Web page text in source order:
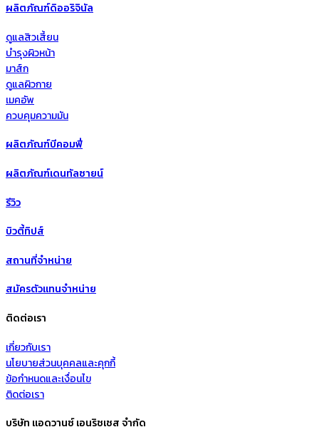
ผลิตภัณฑ์ดิออริจินัล
ดูแลสิวเสี้ยน
บำรุงผิวหน้า
มาส์ก
ดูแลผิวกาย
เมคอัพ
ควบคุมความมัน
ผลิตภัณฑ์บีคอมฟี่
ผลิตภัณฑ์เดนทัลซายน์
รีวิว
บิวตี้ทิปส์
สถานที่จำหน่าย
สมัครตัวแทนจำหน่าย
ติดต่อเรา
เกี่ยวกับเรา
นโยบายส่วนบุคคลและคุกกี้
ข้อกำหนดและเงื่อนไข
ติดต่อเรา
บริษัท แอดวานซ์ เอนริชเชส จำกัด